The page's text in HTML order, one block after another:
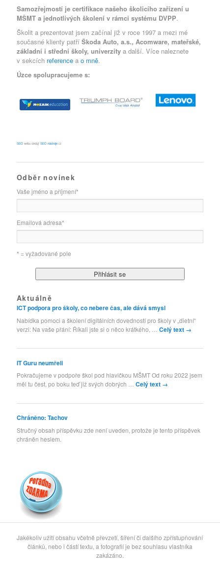
Samozřejmostí je certifikace našeho školicího zařízení u
MŠMT a jednotlivých školení v rámci systému DVPP.
Školit a prezentovat jsem začínal již v roce 1997 a mezi mé
současné klienty patříŠkoda Auto, a.s., Acomware, mateřské,
základní i střední školy, univerzitya další. Více naleznete
v sekcích reference ao mně.
Úzce spolupracujeme s:
SEO webu sledujíSEO nástroje .cz
Odběr novinek
Vaše jméno a příjmení*
Emailová adresa*
* = vyžadované pole
Aktuálně
ICT podpora pro školy, co nebere čas, ale dává smysl
Nabídka pomoci a školení digitálních dovedností pro školy v „dietní“
verzi: Na vaše přání: Říkali jste si o něco krátkého, …Celý text →
IT Guru neumřeli
Pokračujeme v podpoře škol pod hlavičkou MŠMT Od roku 2022 jsem
měl tu čest, po boku teď již svých dobrých …Celý text →
Chráněno: Tachov
Stručný obsah příspěvku zde není uveden, protože je tento příspěvek
chráněn heslem.
Jakékoliv užití obsahu včetně převzetí, šíření či dalšího zpřístupňování
článků, nebo i částí textu, a fotografií je bez souhlasu vlastníka
zakázáno.